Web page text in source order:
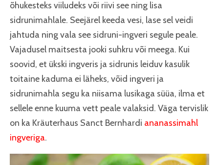
õhukesteks viiludeks või riivi see ning lisa
sidrunimahlale. Seejärel keeda vesi, lase sel veidi
jahtuda ning vala see sidruni-ingveri segule peale.
Vajadusel maitsesta jooki suhkru või meega. Kui
soovid, et ükski ingveris ja sidrunis leiduv kasulik
toitaine kaduma ei läheks, võid ingveri ja
sidrunimahla segu ka niisama lusikaga süüa, ilma et
sellele enne kuuma vett peale valaksid. Väga tervislik
on ka Kräuterhaus Sanct Bernhardi ananassimahl
ingveriga.